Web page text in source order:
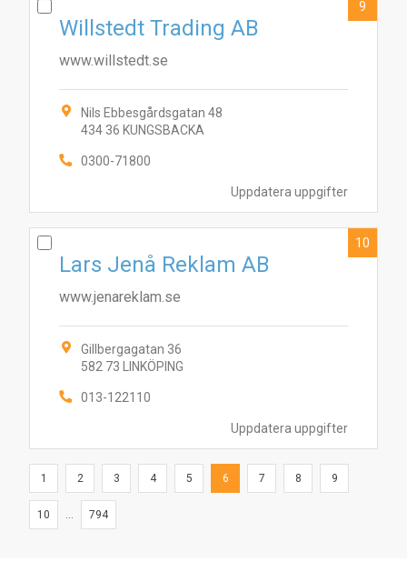
Uppdatera uppgifter
Willstedt Trading AB
www.willstedt.se
Nils Ebbesgårdsgatan 48
434 36 KUNGSBACKA
0300-71800
9
Uppdatera uppgifter
Lars Jenå Reklam AB
www.jenareklam.se
Gillbergagatan 36
582 73 LINKÖPING
013-122110
10
1 2 3 4 5 6 7 8 9
10 ... 794